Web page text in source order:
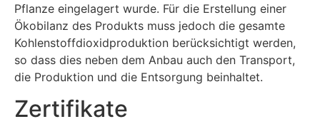
Pflanze eingelagert wurde. Für die Erstellung einer
Ökobilanz des Produkts muss jedoch die gesamte
Kohlenstoffdioxidproduktion berücksichtigt werden,
so dass dies neben dem Anbau auch den Transport,
die Produktion und die Entsorgung beinhaltet.
Zertifikate